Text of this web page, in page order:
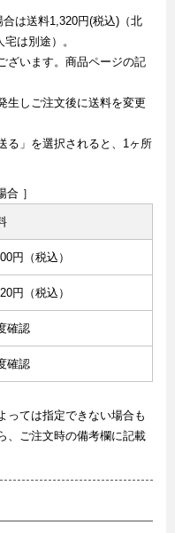
は送料1,320円(税込)（北
は別途）。
ざいます。商品ページの記
生しご注文後に送料を変更
る」を選択されると、1ヶ所
］
円（税込）
円（税込）
確認
確認
っては指定できない場合も
、ご注文時の備考欄に記載